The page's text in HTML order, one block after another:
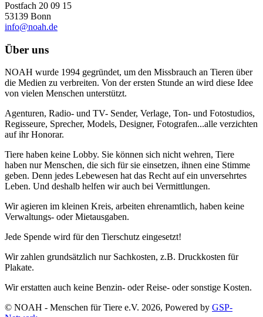
Postfach 20 09 15
53139 Bonn
info@noah.de
Über uns
NOAH wurde 1994 gegründet, um den Missbrauch an Tieren über
die Medien zu verbreiten. Von der ersten Stunde an wird diese Idee
von vielen Menschen unterstützt.
Agenturen, Radio- und TV- Sender, Verlage, Ton- und Fotostudios,
Regisseure, Sprecher, Models, Designer, Fotografen...alle verzichten
auf ihr Honorar.
Tiere haben keine Lobby. Sie können sich nicht wehren, Tiere
haben nur Menschen, die sich für sie einsetzen, ihnen eine Stimme
geben. Denn jedes Lebewesen hat das Recht auf ein unversehrtes
Leben. Und deshalb helfen wir auch bei Vermittlungen.
Wir agieren im kleinen Kreis, arbeiten ehrenamtlich, haben keine
Verwaltungs- oder Mietausgaben.
Jede Spende wird für den Tierschutz eingesetzt!
Wir zahlen grundsätzlich nur Sachkosten, z.B. Druckkosten für
Plakate.
Wir erstatten auch keine Benzin- oder Reise- oder sonstige Kosten.
© NOAH - Menschen für Tiere e.V. 2026, Powered by GSP-